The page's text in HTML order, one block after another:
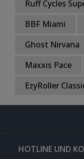
Ruff Cycles
BBF Miami
Ghost Nirvana
Maxxis Pace
EzyRoller
HOTLINE UND